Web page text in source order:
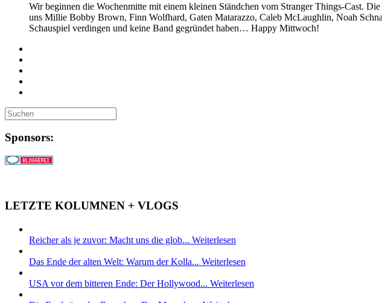
Wir beginnen die Wochenmitte mit einem kleinen Ständchen vom Stranger Things-Cast.
uns Millie Bobby Brown, Finn Wolfhard, Gaten Matarazzo, Caleb McLaughlin, Noah
Schauspiel verdingen und keine Band gegründet haben… Happy Mittwoch!
Sponsors:
LETZTE KOLUMNEN + VLOGS
Reicher als je zuvor: Macht uns die glob... Weiterlesen
Das Ende der alten Welt: Warum der Kolla... Weiterlesen
USA vor dem bitteren Ende: Der Hollywood... Weiterlesen